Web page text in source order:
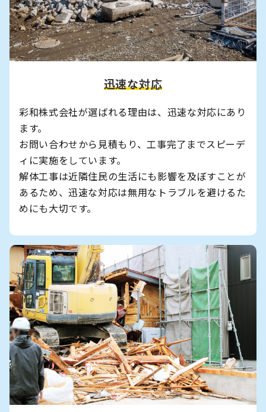
迅速な対応
彩和株式会社が選ばれる理由は、迅速な対応にあり
ます。
お問い合わせから見積もり、工事完了までスピーデ
ィに実施をしています。
解体工事は近隣住民の生活にも影響を及ぼすことが
あるため、迅速な対応は無用なトラブルを避けるた
めにも大切です。